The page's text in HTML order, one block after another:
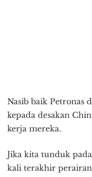
Nasib baik Petronas
kepada desakan
kerja mereka.
Jika kita tunduk
kali terakhir perairan